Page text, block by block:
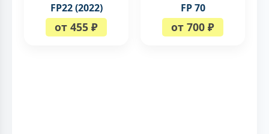
FP22 (2022)
от 455 ₽
FP 70
от 700 ₽